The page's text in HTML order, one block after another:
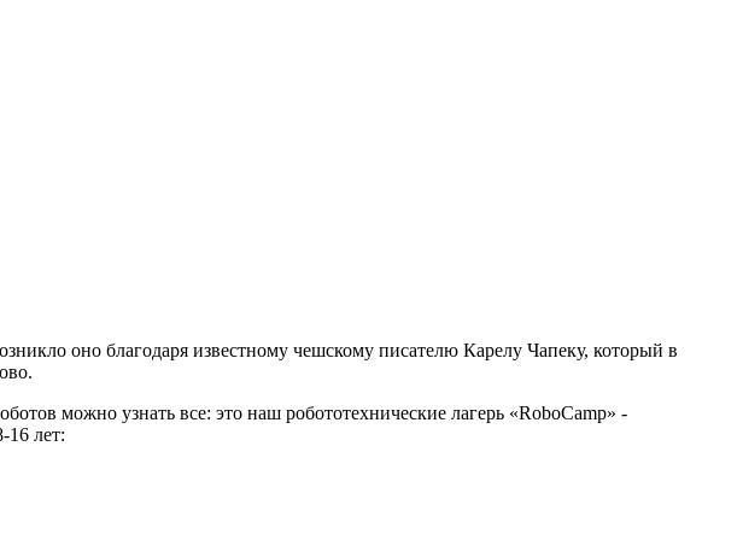
оно благодаря известному чешскому писателю Карелу Чапеку, который в
можно узнать все: это наш робототехнические лагерь «RoboCamp» -
16 лет: